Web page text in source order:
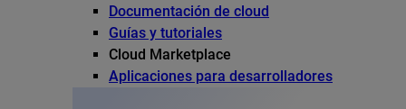
Documentación de cloud
Guías y tutoriales
Cloud Marketplace
Aplicaciones para desarrolladores